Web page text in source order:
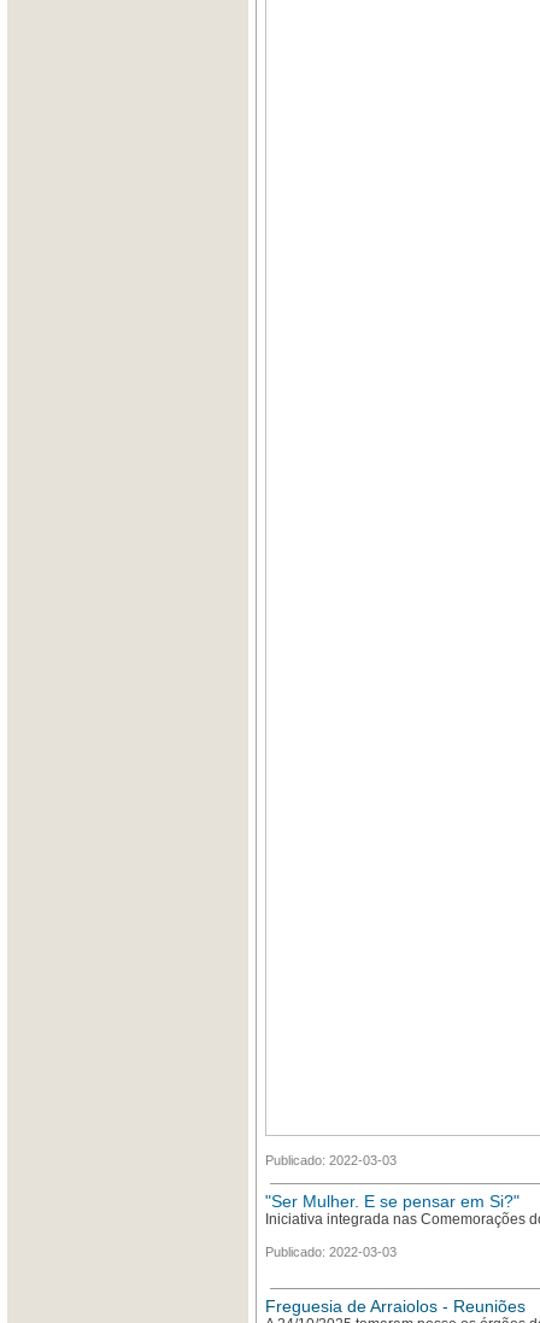
Publicado: 2022-03-03
"Ser Mulher. E se pensar em Si?"
Iniciativa integrada nas Comemorações
Publicado: 2022-03-03
Freguesia de Arraiolos - Reuniões